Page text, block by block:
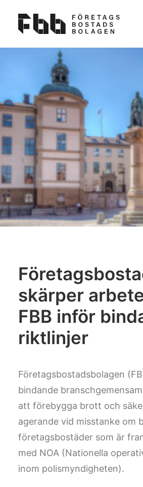
VAD VI VILL
KONTAKT
BLI MEDLEM
NYHETER
FAQ
VAD ÄR EN FÖRETAGSBOSTAD?
PARTNERS TILL FBB
SEARCH
skärper
FBB inför
riktlinjer
Företagsbostadsbolagen
bindande
att förebygga brott och
agerande vid misstanke om
företagsbostäder som är
med NOA (Nationella
inom polismyndigheten).